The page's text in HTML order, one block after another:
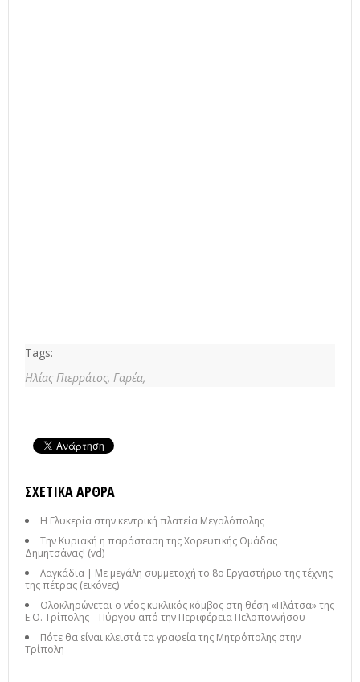
Tags:
Ηλίας Πιερράτος, Γαρέα,
ΣΧΕΤΙΚΆ ΆΡΘΡΑ
Η Γλυκερία στην κεντρική πλατεία Μεγαλόπολης
Την Κυριακή η παράσταση της Χορευτικής Ομάδας
Δημητσάνας! (vd)
Λαγκάδια | Με μεγάλη συμμετοχή το 8ο Εργαστήριο της τέχνης
της πέτρας (εικόνες)
Ολοκληρώνεται ο νέος κυκλικός κόμβος στη θέση «Πλάτσα» της
Ε.Ο. Τρίπολης – Πύργου από την Περιφέρεια Πελοποννήσου
Πότε θα είναι κλειστά τα γραφεία της Μητρόπολης στην
Τρίπολη